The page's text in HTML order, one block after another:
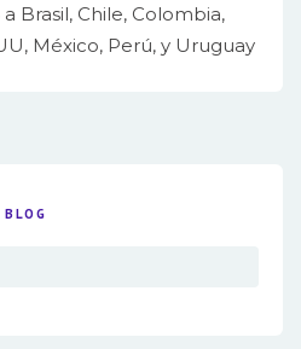
a Brasil, Chile, Colombia,
México, Perú, y Uruguay